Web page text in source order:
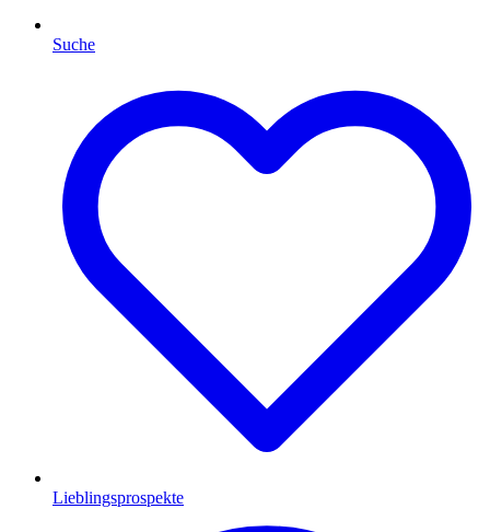
Suche
Lieblingsprospekte